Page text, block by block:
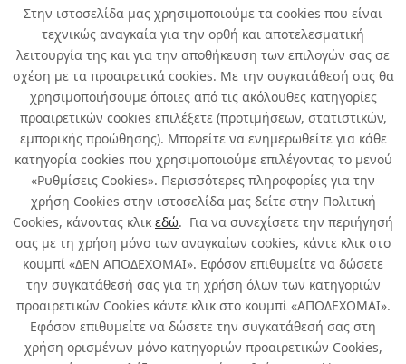
Στην ιστοσελίδα μας χρησιμοποιούμε τα cookies που είναι
τεχνικώς αναγκαία για την ορθή και αποτελεσματική
λειτουργία της και για την αποθήκευση των επιλογών σας σε
σχέση με τα προαιρετικά cookies. Με την συγκατάθεσή σας θα
χρησιμοποιήσουμε όποιες από τις ακόλουθες κατηγορίες
προαιρετικών cookies επιλέξετε (προτιμήσεων, στατιστικών,
εμπορικής προώθησης). Μπορείτε να ενημερωθείτε για κάθε
κατηγορία cookies που χρησιμοποιούμε επιλέγοντας το μενού
«Ρυθμίσεις Cookies». Περισσότερες πληροφορίες για την
χρήση Cookies στην ιστοσελίδα μας δείτε στην Πολιτική
Cookies, κάνοντας κλικ εδώ. Για να συνεχίσετε την περιήγησή
σας με τη χρήση μόνο των αναγκαίων cookies, κάντε κλικ στο
κουμπί «ΔΕΝ ΑΠΟΔΕΧΟΜΑΙ». Εφόσον επιθυμείτε να δώσετε
την συγκατάθεσή σας για τη χρήση όλων των κατηγοριών
προαιρετικών Cookies κάντε κλικ στο κουμπί «ΑΠΟΔΕΧΟΜΑΙ».
Εφόσον επιθυμείτε να δώσετε την συγκατάθεσή σας στη
χρήση ορισμένων μόνο κατηγοριών προαιρετικών Cookies,
ΕΚΠΤΩΣΗ 30%
ΓΑΝΤΙΑ ΚΗΠΟΥ ANIS/06 ΒΑΜΒΑΚΕΡΑ
LATTEX ΑΝΤΟΧΗΣ
κωδ. 006528040
5τμχ/ συσκευασία
Περιορισμένη Διαθεσιμότητα
Σχετικά με εμάς
Χρήσιμα